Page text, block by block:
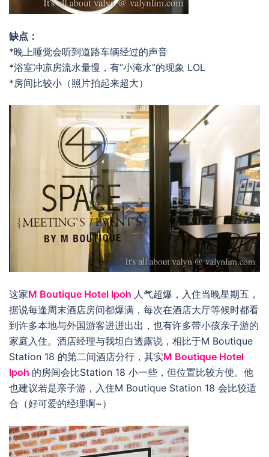
缺点：
*晚上睡觉会听到道路车辆经过的声音
*浴室冲凉房流水量慢，有“小淹水”的现象 LOL
*房间比较小（照片拍起来超大）
这家M Boutique Hotel Ipoh 人气超爆，入住当晚星期五，
据说每逢周末酒店房间都爆满，每次在酒店大厅等候时都看
到许多本地与外国游客进进出出，也有许多带小孩亲子游的
家庭入住。酒店经理与我坦白透露说，相比于M Boutique
Station 18 的第二间酒店分行，其实M Boutique Hotel
Ipoh 的房间会比Station 18 小一些，但位置比较方便。他
也建议若是亲子游，入住M Boutique Station 18 会比较适
合（好可爱的经理啊~）